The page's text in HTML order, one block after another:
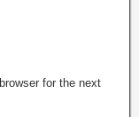
for the next